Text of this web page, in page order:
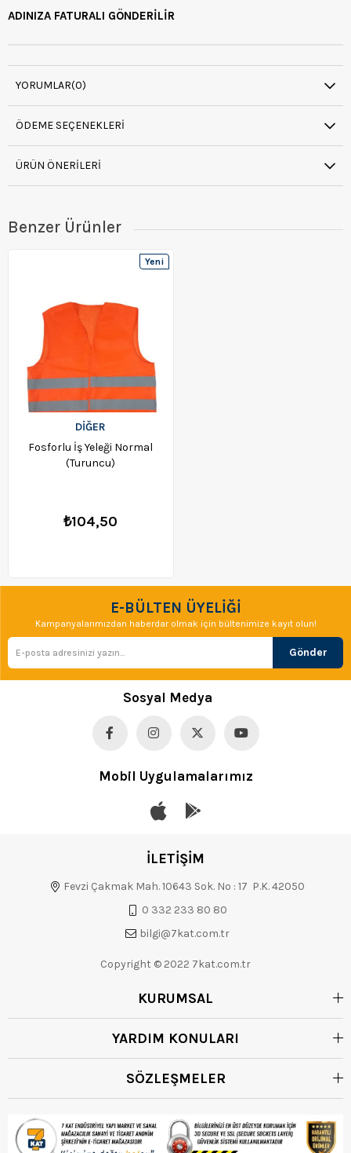
ADINIZA FATURALI GÖNDERİLİR
YORUMLAR(0)
ÖDEME SEÇENEKLERI
ÜRÜN ÖNERILERI
Benzer Ürünler
DİĞER
Fosforlu İş Yeleği Normal
(Turuncu)
₺104,50
Yeni
E-BÜLTEN ÜYELİĞİ
Kampanyalarımızdan haberdar olmak için bültenimize kayıt olun!
Gönder
Sosyal Medya
Mobil Uygulamalarımız
İLETİŞİM
Fevzi Çakmak Mah. 10643 Sok. No : 17 P.K. 42050
0 332 233 80 80
bilgi@7kat.com.tr
Copyright © 2022 7kat.com.tr
KURUMSAL
YARDIM KONULARI
SÖZLEŞMELER